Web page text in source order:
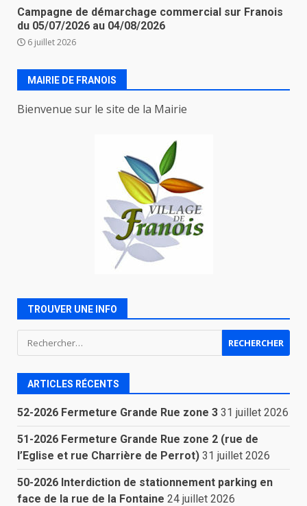
Campagne de démarchage commercial sur Franois
du 05/07/2026 au 04/08/2026
6 juillet 2026
MAIRIE DE FRANOIS
Bienvenue sur le site de la Mairie
TROUVER UNE INFO
Rechercher :
ARTICLES RÉCENTS
52-2026 Fermeture Grande Rue zone 3 31 juillet 2026
51-2026 Fermeture Grande Rue zone 2 (rue de
l’Eglise et rue Charrière de Perrot) 31 juillet 2026
50-2026 Interdiction de stationnement parking en
face de la rue de la Fontaine 24 juillet 2026